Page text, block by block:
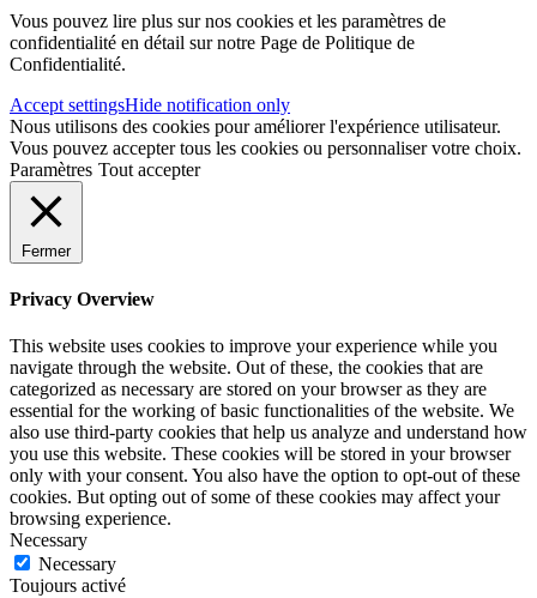
Vous pouvez lire plus sur nos cookies et les paramètres de
confidentialité en détail sur notre Page de Politique de
Confidentialité.
Accept settingsHide notification only
Nous utilisons des cookies pour améliorer l'expérience utilisateur.
Vous pouvez accepter tous les cookies ou personnaliser votre choix.
Paramètres Tout accepter
Fermer
Privacy Overview
This website uses cookies to improve your experience while you
navigate through the website. Out of these, the cookies that are
categorized as necessary are stored on your browser as they are
essential for the working of basic functionalities of the website. We
also use third-party cookies that help us analyze and understand how
you use this website. These cookies will be stored in your browser
only with your consent. You also have the option to opt-out of these
cookies. But opting out of some of these cookies may affect your
browsing experience.
Necessary
Necessary
Toujours activé